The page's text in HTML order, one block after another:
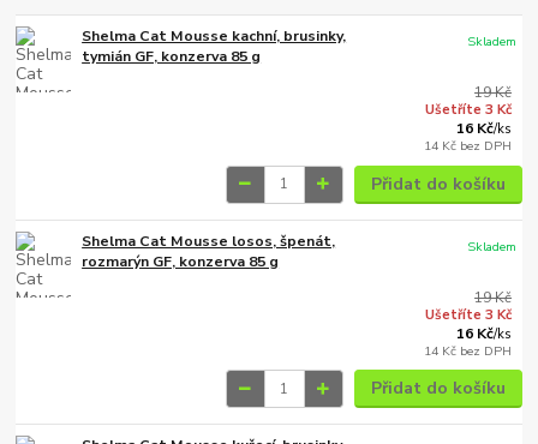
Shelma Cat Mousse kachní, brusinky,
tymián GF, konzerva 85 g
19 Kč
Ušetříte 3 Kč
16 Kč/ks
14 Kč bez DPH
Skladem
Přidat do košíku
Shelma Cat Mousse losos, špenát,
rozmarýn GF, konzerva 85 g
19 Kč
Ušetříte 3 Kč
16 Kč/ks
14 Kč bez DPH
Skladem
Přidat do košíku